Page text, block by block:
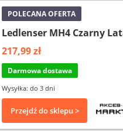
POLECANA OFERTA
Ledlenser MH4 Czarny
217,99 zł
Darmowa dostawa
Wysyłka: do 3 dni
Przejdź do sklepu >